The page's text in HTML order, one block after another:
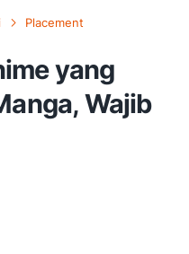
Placement
yang
Wajib